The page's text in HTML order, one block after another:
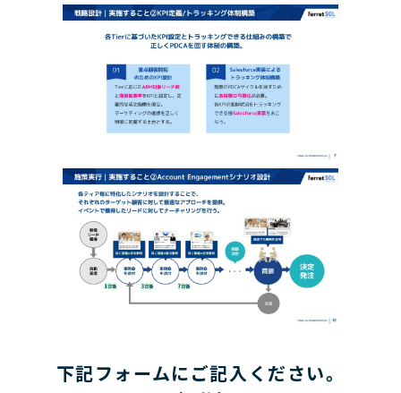
下記フォームにご記入ください。